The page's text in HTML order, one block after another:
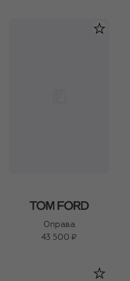
Оправа
43 500 ₽